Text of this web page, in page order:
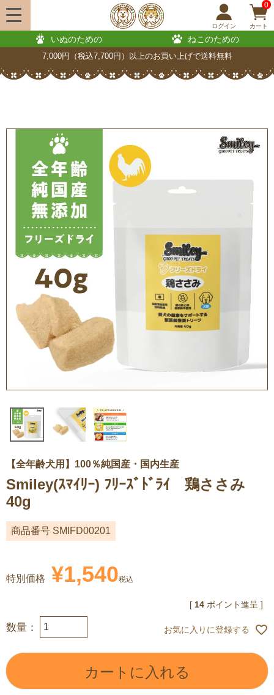
ログイン
0
カート
いぬのための ねこのための
7,000円（税込7,700円）以上のお買い上げで送料無料
【全年齢犬用】100％純国産・国内生産
Smiley(ｽﾏｲﾘｰ) ﾌﾘｰｽﾞﾄﾞﾗｲ 鶏ささみ
40g
商品番号 SMIFD00201
特別価格 ¥1,540税込
[ 14 ポイント進呈 ]
お気に入りに登録する
カートに入れる